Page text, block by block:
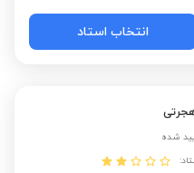
انتخاب استاد
شده